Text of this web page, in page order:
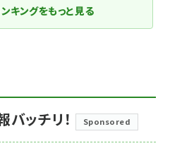
キングをもっと見る
ッチリ！ Sponsored